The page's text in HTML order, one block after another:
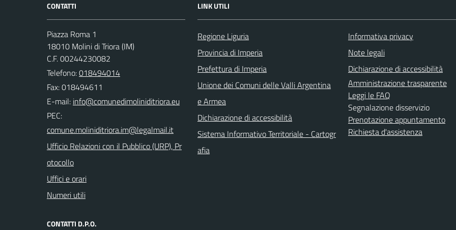
CONTATTI
Piazza Roma 1
18010 Molini di Triora (IM)
C.F. 00244230082
Telefono:018494014
Fax: 018494611
E-mail:
PEC:
Ufficio Relazioni con il Pubblico (URP), Pr
otocollo
Uffici e orari
Numeri utili
CONTATTI D.P.O.
LINK UTILI
Regione Liguria
Provincia di Imperia
Prefettura di Imperia
Unione dei Comuni delle Valli Argentina
e Armea
Dichiarazione di accessibilità
Sistema Informativo Territoriale - Cartogr
afia
Informativa privacy
Note legali
Dichiarazione di accessibilità
Amministrazione trasparente
Leggi le FAQ
Segnalazione disservizio
Prenotazione appuntamento
Richiesta d'assistenza